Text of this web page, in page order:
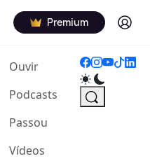
Premium Log in
Ouvir(current)
Podcasts
Passou
Vídeos